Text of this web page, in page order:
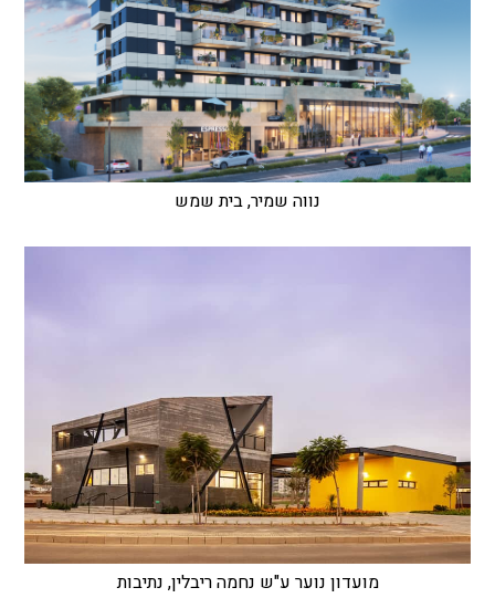
נווה שמיר, בית שמש
מועדון נוער ע"ש נחמה ריבלין, נתיבות